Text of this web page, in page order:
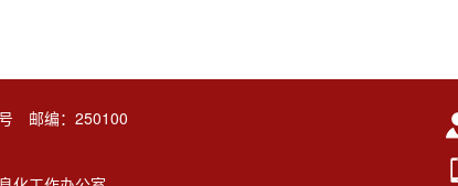
邮编：250100